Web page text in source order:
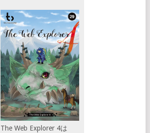
The Web Explorer 4は